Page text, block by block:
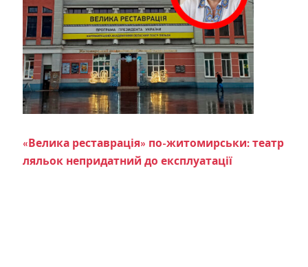
«Велика реставрація» по-житомирськи: театр
ляльок непридатний до експлуатації